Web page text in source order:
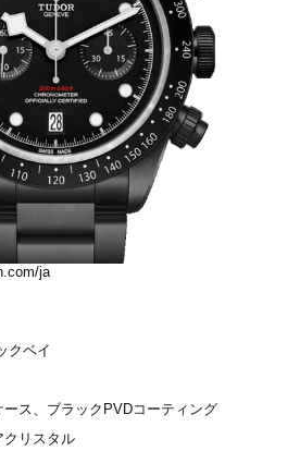
ja
クベイ
ース、ブラックPVDコーティング
クリスタル